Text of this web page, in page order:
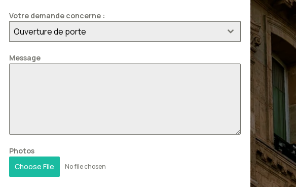
Votre demande concerne :
Ouverture de porte
Message
Photos
Choose File
No file chosen